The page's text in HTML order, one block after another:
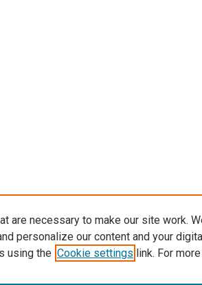
are necessary to make our site work.
personalize our content and your
using the Cookie settings link. For